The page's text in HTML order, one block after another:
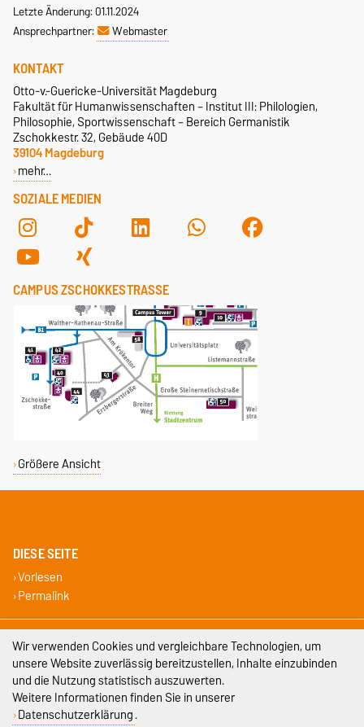
Letzte Änderung: 01.11.2024
Ansprechpartner:
Webmaster
SOZIALE MEDIEN
KONTAKT
Otto-v.-Guericke-Universität Magdeburg
Fakultät für Humanwissenschaften – Institut III: Philologien,
Philosophie, Sportwissenschaft – Bereich Germanistik
Zschokkestr. 32, Gebäude 40D
39104 Magdeburg
mehr…
CAMPUS ZSCHOKKESTRASSE
Größere Ansicht
DIESE SEITE
Vorlesen
Permalink
Impressum
Datenschutz
Barrierefreiheit
Wir verwenden Cookies und vergleichbare Technologien, um
unsere Website zuverlässig bereitzustellen, Inhalte einzubinden
und die Nutzung statistisch auszuwerten.
Weitere Informationen finden Sie in unserer
Datenschutzerklärung.